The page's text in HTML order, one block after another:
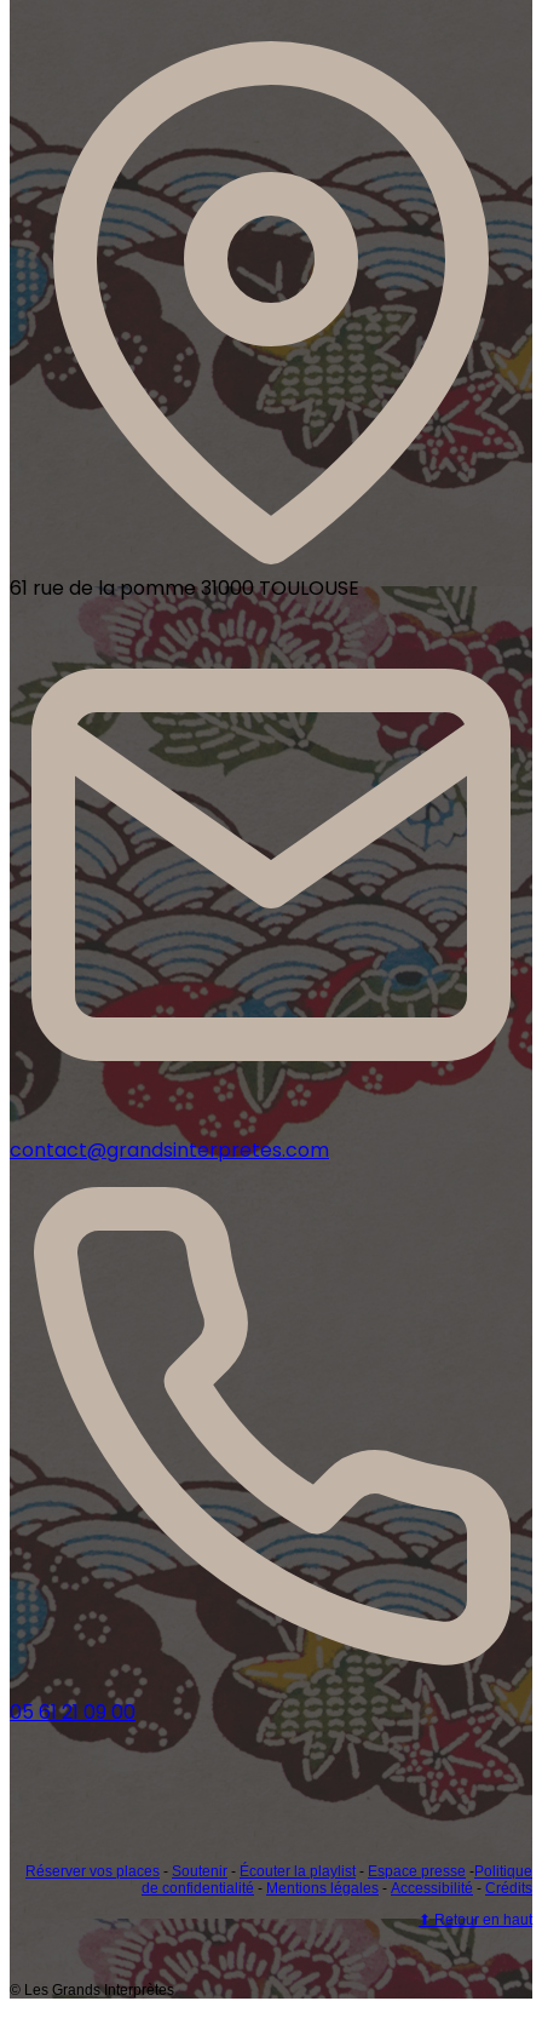
61 rue de la pomme 31000 TOULOUSE
contact@grandsinterpretes.com
05 61 21 09 00
Réserver vos places - Soutenir - Écouter la playlist- Espace presse -Politique
de confidentialité - Mentions légales - Accessibilité - Crédits
⬆ Retour en haut
© Les Grands Interprètes